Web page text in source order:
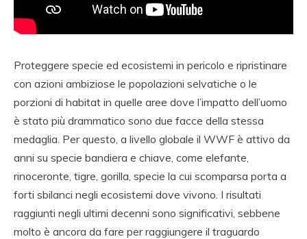
Proteggere specie ed ecosistemi in pericolo e ripristinare
con azioni ambiziose le popolazioni selvatiche o le
porzioni di habitat in quelle aree dove l’impatto dell’uomo
è stato più drammatico sono due facce della stessa
medaglia. Per questo, a livello globale il WWF è attivo da
anni su specie bandiera e chiave, come elefante,
rinoceronte, tigre, gorilla, specie la cui scomparsa porta a
forti sbilanci negli ecosistemi dove vivono. I risultati
raggiunti negli ultimi decenni sono significativi, sebbene
molto è ancora da fare per raggiungere il traguardo